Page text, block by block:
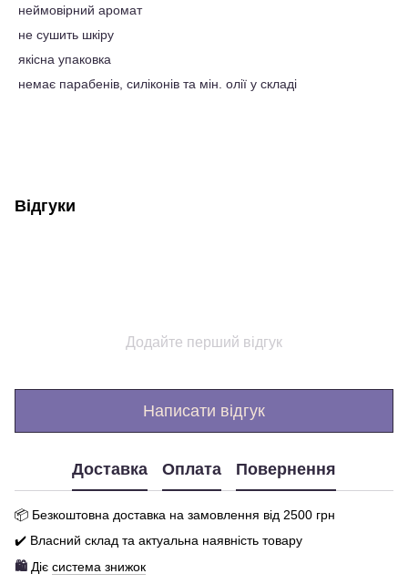
неймовірний аромат
не сушить шкіру
якісна упаковка
немає парабенів, силіконів та мін. олії у складі
Відгуки
Додайте перший відгук
Написати відгук
Доставка Оплата Повернення
📦 Безкоштовна доставка на замовлення від 2500 грн
✔️ Власний склад та актуальна наявність товару
🛍️ Діє система знижок